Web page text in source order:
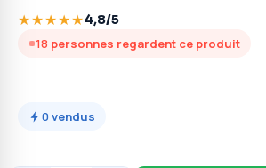
★★★★★4,8/5
18 personnes regardent ce produit
0vendus